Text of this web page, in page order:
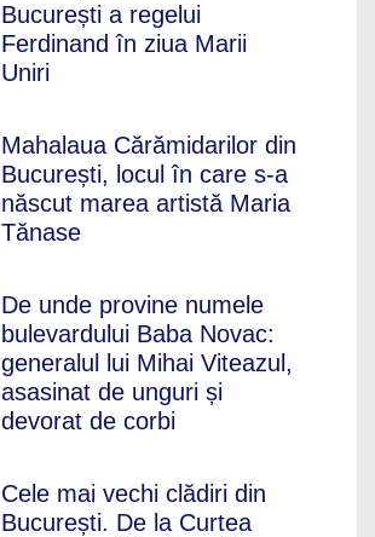
București a regelui
Ferdinand în ziua Marii
Uniri
Mahalaua Cărămidarilor din
București, locul în care s-a
născut marea artistă Maria
Tănase
De unde provine numele
bulevardului Baba Novac:
generalul lui Mihai Viteazul,
asasinat de unguri și
devorat de corbi
Cele mai vechi clădiri din
București. De la Curtea